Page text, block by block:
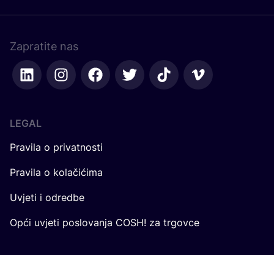
Zapratite nas
LEGAL
Pravila o privatnosti
Pravila o kolačićima
Uvjeti i odredbe
Opći uvjeti poslovanja COSH! za trgovce